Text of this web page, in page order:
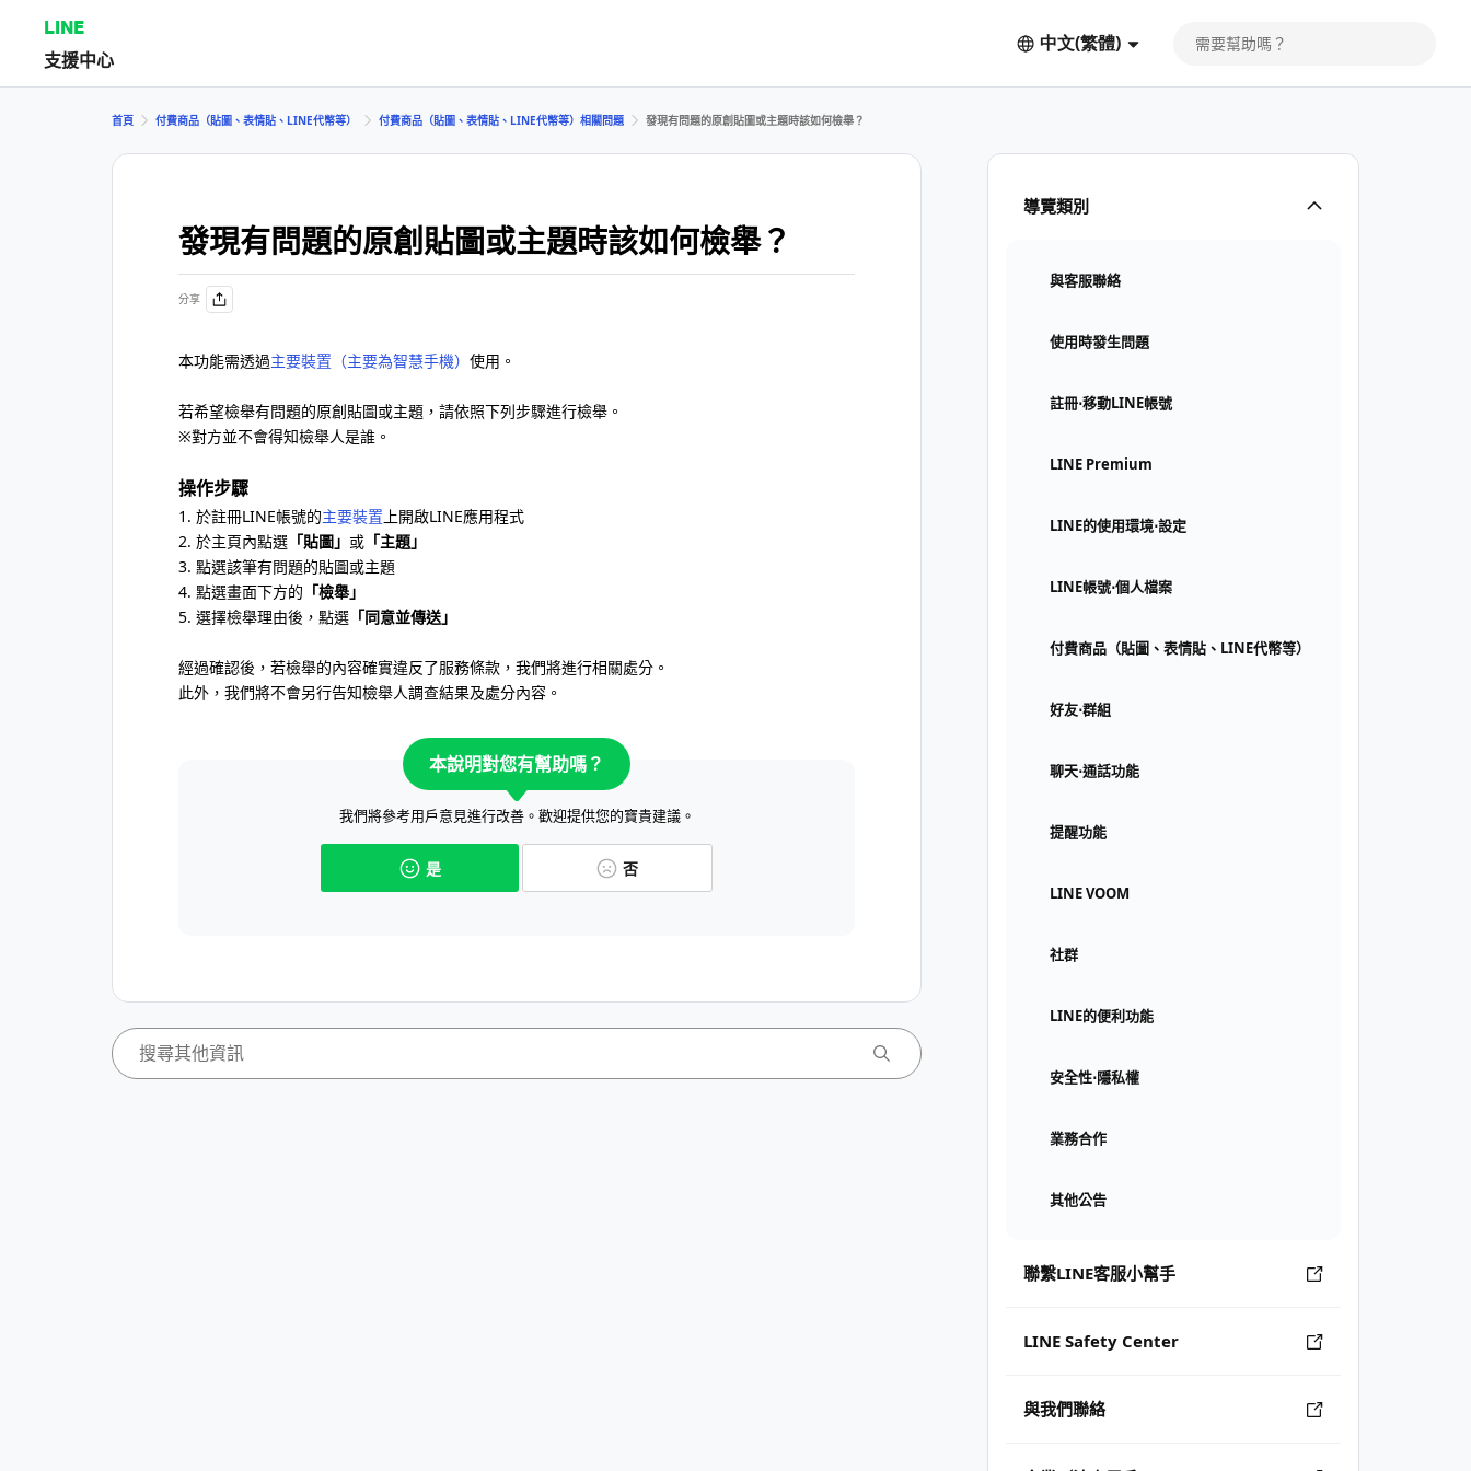
LINE
支援中心
中文(繁體)
導覽類別
與客服聯絡
使用時發生問題
註冊⋅移動LINE帳號
LINE Premium
LINE的使用環境⋅設定
LINE帳號⋅個人檔案
付費商品（貼圖、表情貼、LINE代幣等）
好友⋅群組
聊天⋅通話功能
提醒功能
LINE VOOM
社群
LINE的便利功能
安全性⋅隱私權
業務合作
其他公告
聯繫LINE客服小幫手
LINE Safety Center
與我們聯絡
首頁 付費商品（貼圖、表情貼、LINE代幣等） 付費商品（貼圖、表情貼、LINE代幣等）相關問題 發現有問題的原創貼圖或主題時該如何檢舉？
發現有問題的原創貼圖或主題時該如何檢舉？
分享
本功能需透過主要裝置（主要為智慧手機） 使用。
若希望檢舉有問題的原創貼圖或主題，請依照下列步驟進行檢舉。
※對方並不會得知檢舉人是誰。
操作步驟
1. 於註冊LINE帳號的主要裝置 上開啟LINE應用程式
2. 於主頁內點選 「貼圖」 或 「主題」
3. 點選該筆有問題的貼圖或主題
4. 點選畫面下方的 「檢舉」
5. 選擇檢舉理由後，點選 「同意並傳送」
經過確認後，若檢舉的內容確實違反了服務條款，我們將進行相關處分。
此外，我們將不會另行告知檢舉人調查結果及處分內容。
本說明對您有幫助嗎？
我們將參考用戶意見進行改善。歡迎提供您的寶貴建議。
是 否